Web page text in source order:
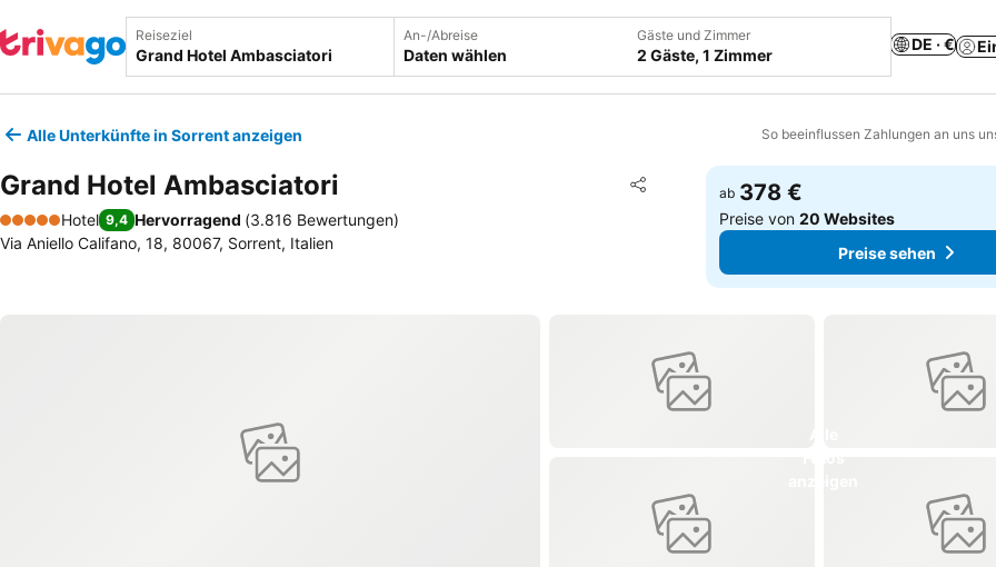
Reiseziel An-/Abreise
Daten wählen
Gäste und Zimmer
2 Gäste, 1 Zimmer
DE · €
Alle Unterkünfte in Sorrent anzeigen So beeinflussen Zahlungen an uns
Grand Hotel Ambasciatori Teilen
Zu Favoriten hinzufügen
5 Sterne
Hotel 9,4 Hervorragend (3.816 Bewertungen)
Via Aniello Califano, 18, 80067, Sorrent, Italien
ab 378 €
Preise von20 Websites
Preise sehen